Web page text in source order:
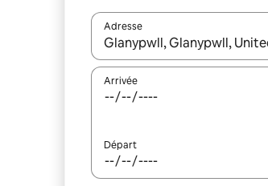
Adresse
Lorsque les résultats
Arrivée
Départ